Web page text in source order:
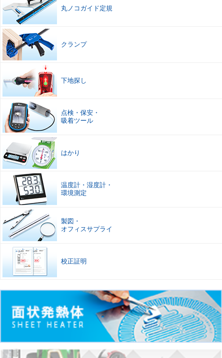
丸ノコガイド定規
クランプ
下地探し
点検 ・ 保安 ・
吸着ツール
はかり
温度計 ・ 湿度計 ・
環境測定
製図 ・
オフィスサプライ
校正証明